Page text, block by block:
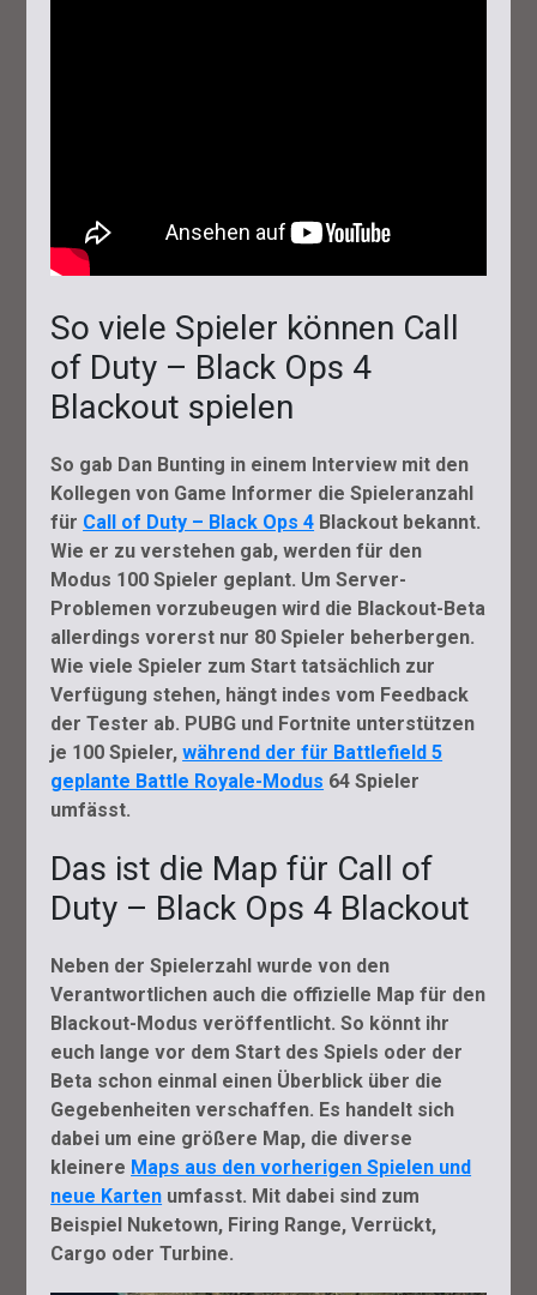
So viele Spieler können Call
of Duty – Black Ops 4
Blackout spielen
So gab Dan Bunting in einem Interview mit den
Kollegen von Game Informer die Spieleranzahl
für Call of Duty – Black Ops 4 Blackout bekannt.
Wie er zu verstehen gab, werden für den
Modus 100 Spieler geplant. Um Server-
Problemen vorzubeugen wird die Blackout-Beta
allerdings vorerst nur 80 Spieler beherbergen.
Wie viele Spieler zum Start tatsächlich zur
Verfügung stehen, hängt indes vom Feedback
der Tester ab. PUBG und Fortnite unterstützen
je 100 Spieler,während der für Battlefield 5
geplante Battle Royale-Modus 64 Spieler
umfässt.
Das ist die Map für Call of
Duty – Black Ops 4 Blackout
Neben der Spielerzahl wurde von den
Verantwortlichen auch die offizielle Map für den
Blackout-Modus veröffentlicht. So könnt ihr
euch lange vor dem Start des Spiels oder der
Beta schon einmal einen Überblick über die
Gegebenheiten verschaffen. Es handelt sich
dabei um eine größere Map, die diverse
kleinere Maps aus den vorherigen Spielen und
neue Karten umfasst. Mit dabei sind zum
Beispiel Nuketown, Firing Range, Verrückt,
Cargo oder Turbine.